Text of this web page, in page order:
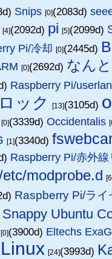
Snips [0](2083d)
[4](2092d) pi [5](2099d)
Pi/冷却 [0](2445d)
[0](2692d) なん
Raspberry Pi/
ック [13](3105d)
[0](3339d)Occidentalis
[1](3340d)
Raspberry Pi/赤外
etc/modprobe.d
Raspberry Pi/ライ
Snappy Ubuntu
[0](3900d) Eltechs
[24](3993d)